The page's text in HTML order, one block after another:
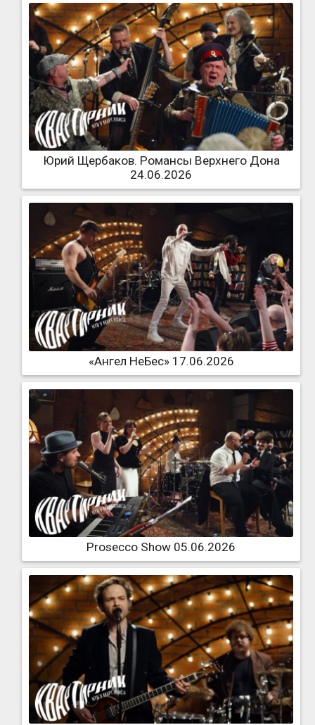
Юрий Щербаков. Романсы Верхнего Дона
24.06.2026
«Ангел НеБес» 17.06.2026
Prosecco Show 05.06.2026